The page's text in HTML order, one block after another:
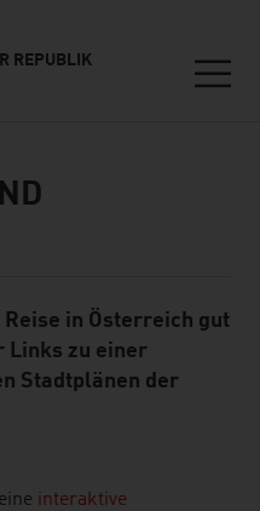
REPUBLIK
in Österreich gut
Links zu einer
Stadtplänen der
interaktive